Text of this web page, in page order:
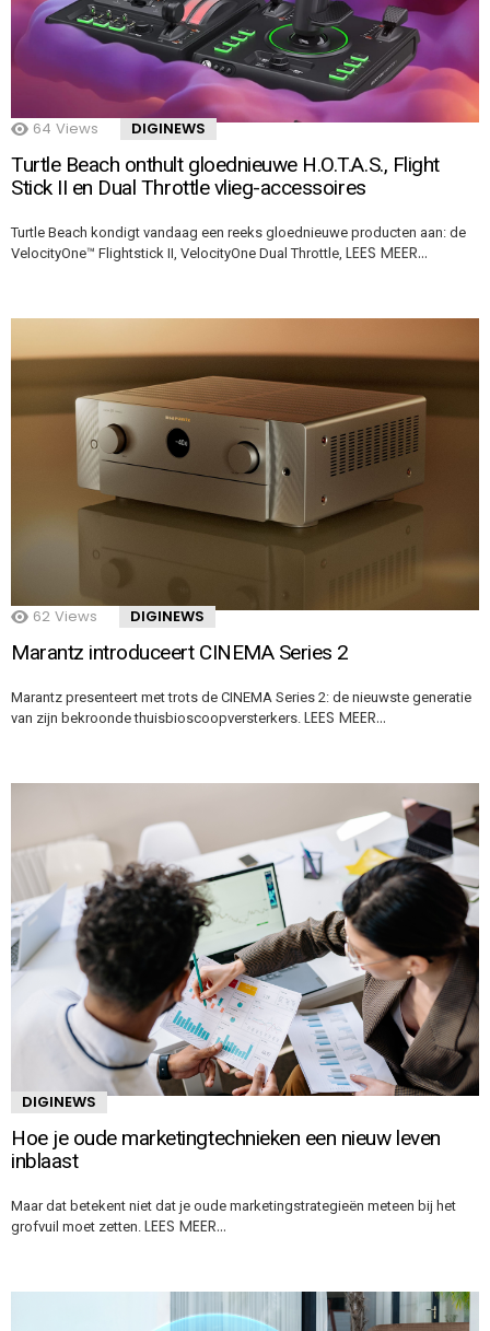
64 Views DIGINEWS
Turtle Beach onthult gloednieuwe H.O.T.A.S., Flight
Stick II en Dual Throttle vlieg-accessoires
Turtle Beach kondigt vandaag een reeks gloednieuwe producten aan: de
VelocityOne™ Flightstick II, VelocityOne Dual Throttle, LEES MEER…
62 Views DIGINEWS
Marantz introduceert CINEMA Series 2
Marantz presenteert met trots de CINEMA Series 2: de nieuwste generatie
van zijn bekroonde thuisbioscoopversterkers. LEES MEER…
DIGINEWS
Hoe je oude marketingtechnieken een nieuw leven
inblaast
Maar dat betekent niet dat je oude marketingstrategieën meteen bij het
grofvuil moet zetten. LEES MEER…